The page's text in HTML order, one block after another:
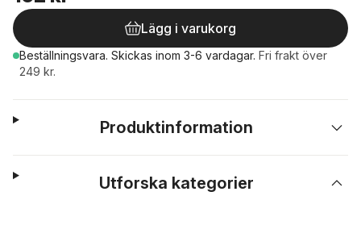
Lägg i varukorg
Beställningsvara. Skickas inom 3-6 vardagar. Fri frakt över
249 kr.
Produktinformation
Utforska kategorier